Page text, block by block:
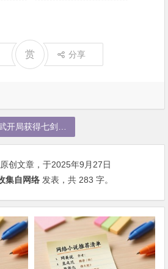
赏 分享
综武开局获得七剑传承下载
创文章，于2025年9月27日
集自网络 发表，共 283 字。